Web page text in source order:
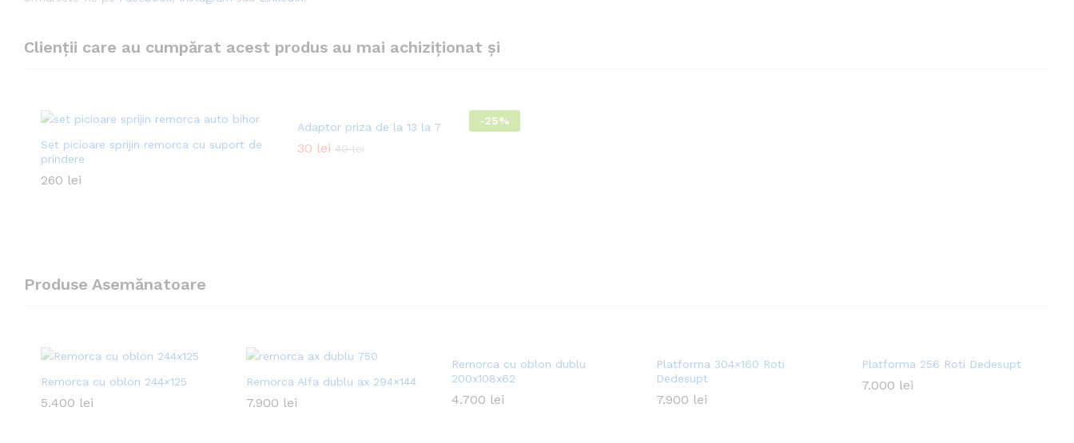
Clienții care au cumpărat acest produs au mai achiziționat și
Set picioare sprijin remorca cu suport de
prindere
260 lei
260 lei
-25%
Adaptor priza de la 13 la 7
30 lei 40lei
30 lei 40lei
Produse Asemănatoare
Remorca cu oblon 244×125
5.400 lei
5.400 lei
Remorca Alfa dublu ax 294×144
7.900 lei
7.900 lei
Remorca cu oblon dublu
200x108x62
4.700 lei
4.700 lei
Platforma 304×160 Roti
Dedesupt
7.900 lei
7.900 lei
Platforma 256 Roti Dedesupt
7.000 lei
7.000 lei